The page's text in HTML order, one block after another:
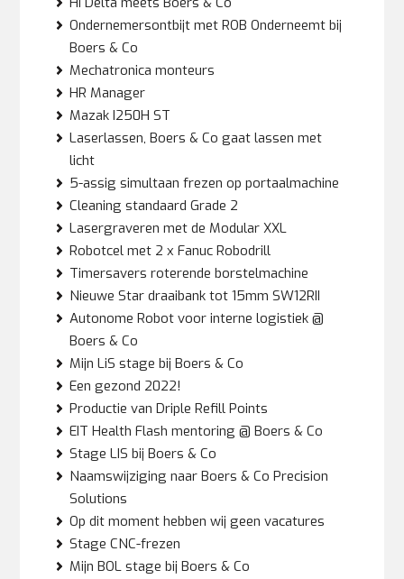
Ondernemersontbijt met ROB Onderneemt bij
Boers & Co
Mechatronica monteurs
HR Manager
Mazak I250H ST
Laserlassen, Boers & Co gaat lassen met
licht
5-assig simultaan frezen op portaalmachine
Cleaning standaard Grade 2
Lasergraveren met de Modular XXL
Robotcel met 2 x Fanuc Robodrill
Timersavers roterende borstelmachine
Nieuwe Star draaibank tot 15mm SW12RII
Autonome Robot voor interne logistiek @
Boers & Co
Mijn LiS stage bij Boers & Co
Een gezond 2022!
Productie van Driple Refill Points
EIT Health Flash mentoring @ Boers & Co
Stage LIS bij Boers & Co
Naamswijziging naar Boers & Co Precision
Solutions
Op dit moment hebben wij geen vacatures
Stage CNC-frezen
Mijn BOL stage bij Boers & Co